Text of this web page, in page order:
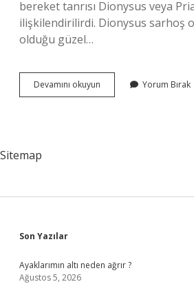
bereket tanrısı Dionysus veya
ilişkilendirilirdi. Dionysus sarhoş
olduğu güzel…
Devamını okuyun
Olayı
Yorum Bırak
Sitemap
Sidebar
Son Yazılar
Ayaklarımın altı neden ağrır ?
Ağustos 5, 2026